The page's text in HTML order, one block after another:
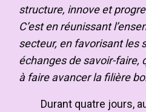
structure, innove et
C’est en réunissant
secteur, en favorisant les
échanges de savoir-faire,
à faire avancer la filière
Durant quatre jours,